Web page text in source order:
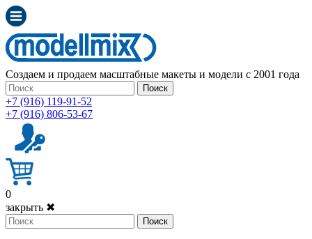
Создаем и продаем масштабные макеты и модели с 2001 года
Поиск
+7 (916) 119-91-52
+7 (916) 806-53-67
0
закрыть ✖
Поиск